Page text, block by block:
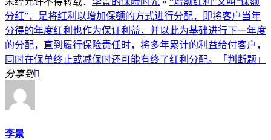
分红”，是将红利以增加保额的方式进行分配，即将客户当年
分得的年度红利也作为保证利益，并以此为基础进行下一年度
的分配，直到履行保险责任时，将多年累计的利益给付客户，
同时在保单终止或减保时还可能有终了红利分配。「判断题」
分享到
李景